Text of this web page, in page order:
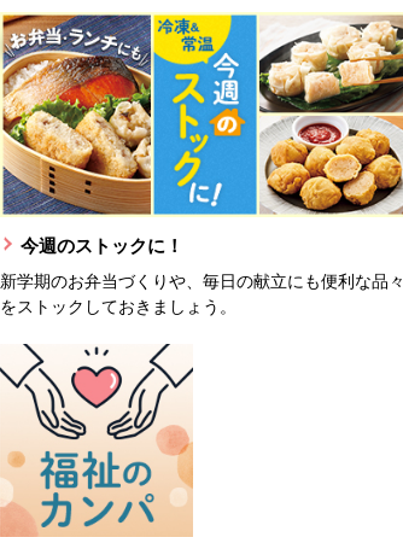
今週のストックに！
新学期のお弁当づくりや、毎日の献立にも便利な品々
をストックしておきましょう。